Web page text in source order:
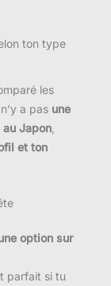
ton type
les
a pas une
Japon
et ton
option sur
parfait si tu